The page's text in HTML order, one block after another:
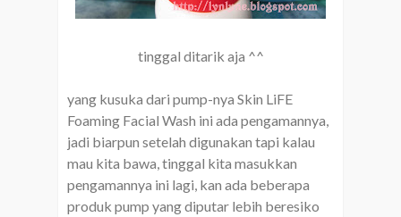
tinggal ditarik aja ^^
yang kusuka dari pump-nya Skin LiFE
Foaming Facial Wash ini ada pengamannya,
jadi biarpun setelah digunakan tapi kalau
mau kita bawa, tinggal kita masukkan
pengamannya ini lagi, kan ada beberapa
produk pump yang diputar lebih beresiko